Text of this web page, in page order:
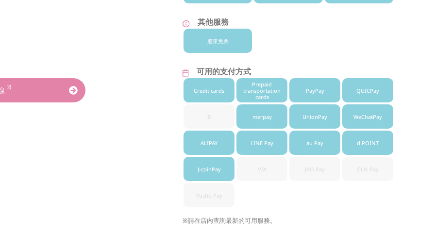
其他服務
股東免票
可用的支付方式
Credit cards
Prepaid
transportation
cards
PayPay QUICPay
iD merpay UnionPay WeChatPay
ALIPAY LINE Pay au Pay d POINT
J-coinPay VIA JKO Pay GLN Pay
Yucho Pay
※請在店內查詢最新的可用服務。